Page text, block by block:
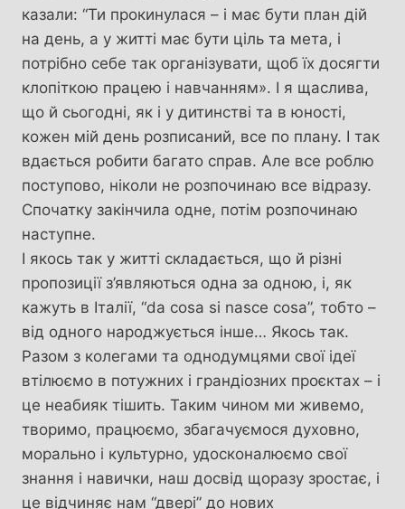
казали: “Ти прокинулася – і має бути план дій
на день, а у житті має бути ціль та мета, і
потрібно себе так організувати, щоб їх досягти
клопіткою працею і навчанням». І я щаслива,
що й сьогодні, як і у дитинстві та в юності,
кожен мій день розписаний, все по плану. І так
вдається робити багато справ. Але все роблю
поступово, ніколи не розпочинаю все відразу.
Спочатку закінчила одне, потім розпочинаю
наступне.
І якось так у житті складається, що й різні
пропозиції з’являються одна за одною, і, як
кажуть в Італії, “da cosa si nasce cosa”, тобто –
від одного народжується інше… Якось так.
Разом з колегами та однодумцями свої ідеї
втілюємо в потужних і грандіозних проєктах – і
це неабияк тішить. Таким чином ми живемо,
творимо, працюємо, збагачуємося духовно,
морально і культурно, удосконалюємо свої
знання і навички, наш досвід щоразу зростає, і
це відчиняє нам “двері” до нових